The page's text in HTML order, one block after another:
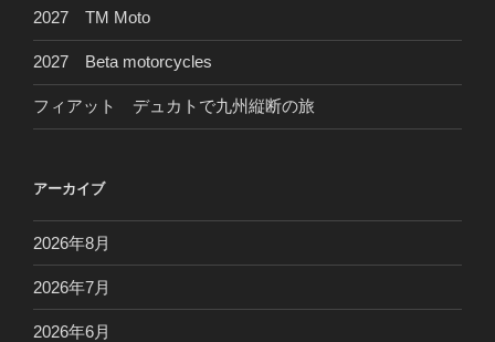
2027 TM Moto
2027 Beta motorcycles
フィアット デュカトで九州縦断の旅
アーカイブ
2026年8月
2026年7月
2026年6月